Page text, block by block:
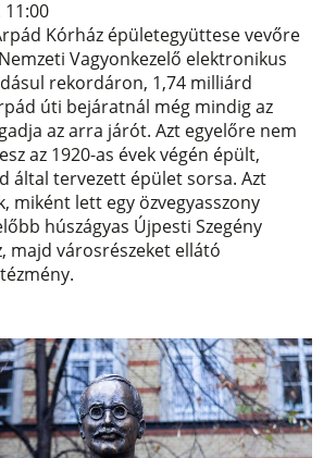
Kórház épületegyüttese vevőre
Vagyonkezelő elektronikus
rekordáron, 1,74 milliárd
úti bejáratnál még mindig az
az arra járót. Azt egyelőre nem
az 1920-as évek végén épült,
által tervezett épület sorsa. Azt
miként lett egy özvegyasszony
húszágyas Újpesti Szegény
majd városrészeket ellátó